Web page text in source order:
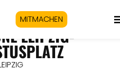
MITMACHEN
LEIPZIG-